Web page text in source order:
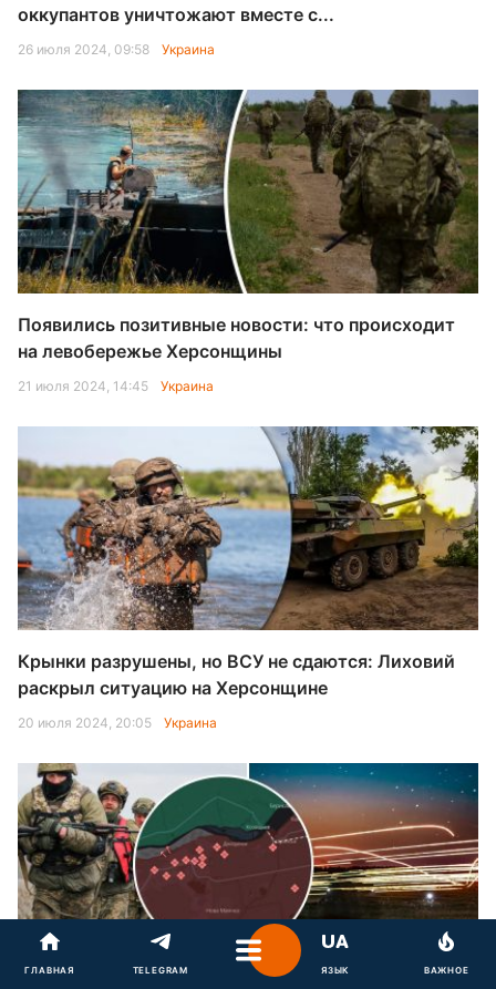
оккупантов уничтожают вместе с...
26 июля 2024, 09:58 Украина
Появились позитивные новости: что происходит
на левобережье Херсонщины
21 июля 2024, 14:45 Украина
Крынки разрушены, но ВСУ не сдаются: Лиховий
раскрыл ситуацию на Херсонщине
20 июля 2024, 20:05 Украина
ГЛАВНАЯ TELEGRAM ЯЗЫК ВАЖНОЕ